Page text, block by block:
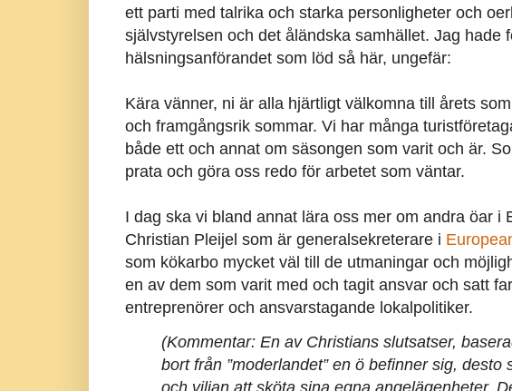
ett parti med talrika och starka personligheter och
självstyrelsen och det åländska samhället. Jag hade
hälsningsanförandet som löd så här, ungefär:
Kära vänner, ni är alla hjärtligt välkomna till årets
och framgångsrik sommar. Vi har många
både ett och annat om säsongen som varit och är.
prata och göra oss redo för arbetet som väntar.
I dag ska vi bland annat lära oss mer om andra öar i
Christian Pleijel som är generalsekreterare i
som kökarbo mycket väl till de utmaningar och
en av dem som varit med och tagit ansvar och satt
entreprenörer och ansvarstagande lokalpolitiker.
(Kommentar: En av Christians slutsatser,
bort från ”moderlandet” en ö befinner sig,
och viljan att sköta sina egna angelägenheter.